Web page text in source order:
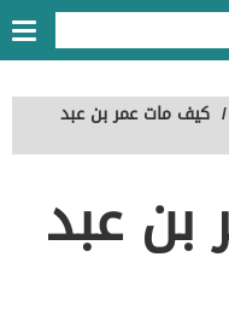
/ كيف مات عمر بن عبد
عبد